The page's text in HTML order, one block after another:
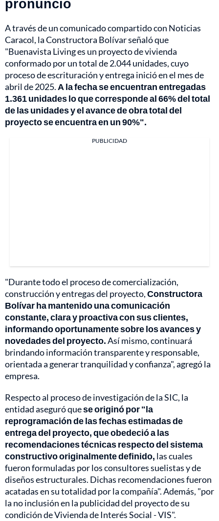
pronunció
A través de un comunicado compartido con Noticias
Caracol, la Constructora Bolívar señaló que
"Buenavista Living es un proyecto de vivienda
conformado por un total de 2.044 unidades, cuyo
proceso de escrituración y entrega inició en el mes de
abril de 2025. A la fecha se encuentran entregadas
1.361 unidades lo que corresponde al 66% del total
de las unidades y el avance de obra total del
proyecto se encuentra en un 90%".
PUBLICIDAD
"Durante todo el proceso de comercialización,
construcción y entregas del proyecto,Constructora
Bolívar ha mantenido una comunicación
constante, clara y proactiva con sus clientes,
informando oportunamente sobre los avances y
novedades del proyecto.Así mismo, continuará
brindando información transparente y responsable,
orientada a generar tranquilidad y confianza", agregó la
empresa.
Respecto al proceso de investigación de la SIC, la
entidad aseguró quese originó por "la
reprogramación de las fechas estimadas de
entrega del proyecto, que obedeció a las
recomendaciones técnicas respecto del sistema
constructivo originalmente definido, las cuales
fueron formuladas por los consultores suelistas y de
diseños estructurales. Dichas recomendaciones fueron
acatadas en su totalidad por la compañía". Además, "por
la no inclusión en la publicidad del proyecto de su
condición de Vivienda de Interés Social - VIS".